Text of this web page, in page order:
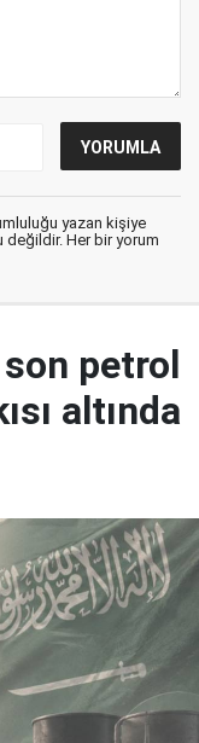
yazan kişiye
değildir. Her bir yorum
petrol
altında